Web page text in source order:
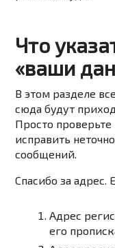
Что
«ваши
В этом разделе
сюда будут
Просто
исправить
сообщений.
Спасибо за адрес.
Адрес
его